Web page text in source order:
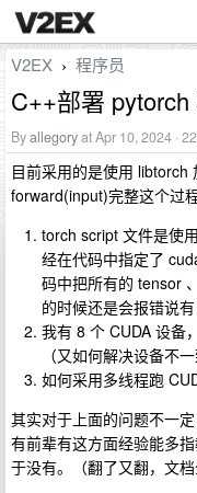
V2EX › 程序员
C++部署
Byallegoryat Apr 10, 2024 ·
目前采用的是使用 libtorch
forward(input)完整这个过
torch script 文件是使
经在代码中指定了
码中把所有的 tensor
的时候还是会报错说
我有 8 个 CUDA 设备
（又如何解决设备不
如何采用多线程跑
其实对于上面的问题不一
有前辈有这方面经验能多
于没有。（翻了又翻，文